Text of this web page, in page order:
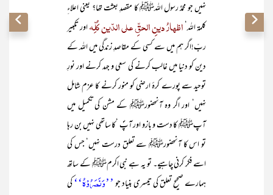
نہیں جو محمدٌ رسول اللہﷺ کا مقصدِ بعثت تھا؟ یعنی اعلاءِ
کلمۃ اللہ‘ اظہارُ دینِ الحقِّ علی الدّین کُلِّہاور تکبیر
ربّ!اگر ہم میں سے کسی کے مقاصدِ زندگی میں اللہ کے
دین کو دنیا میں غالب کرنے کی سعی و جہد کرنے اور نورِ
توحید سے پورے کرۂ ارضی کو منور کرنے کا عزم شامل
نہیں‘ اور اگر وہ آنحضورﷺ کے مشن کی تکمیل میں
آپﷺ کا دست و بازو اور آپؐ ‘کا ساتھی نہیں بن رہا
تو اس کا آنحضورﷺ سے تعلق درست نہیں‘ جس کی
اسے فکر کرنی چاہیے۔ تو یہ ہے نبی اکرمﷺ کے ساتھ
ہمارے صحیح تعلق کی تیسری بنیاد جو’’وَنَصَرُوْہُ‘‘کی